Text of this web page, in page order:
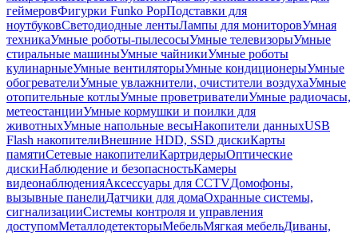
геймеровФигурки Funko PopПодставки для
ноутбуковСветодиодные лентыЛампы для мониторовУмная
техникаУмные роботы-пылесосыУмные телевизорыУмные
стиральные машиныУмные чайникиУмные роботы
кулинарныеУмные вентиляторыУмные кондиционерыУмные
обогревателиУмные увлажнители, очистители воздухаУмные
отопительные котлыУмные проветривателиУмные радиочасы,
метеостанцииУмные кормушки и поилки для
животныхУмные напольные весыНакопители данныхUSB
Flash накопителиВнешние HDD, SSD дискиКарты
памятиСетевые накопителиКартридерыОптические
дискиНаблюдение и безопасностьКамеры
видеонаблюденияАксессуары для CCTVДомофоны,
вызывные панелиДатчики для домаОхранные системы,
сигнализацииСистемы контроля и управления
доступомМеталлодетекторыМебельМягкая мебельДиваны,